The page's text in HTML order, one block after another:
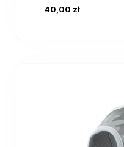
40,00 zł